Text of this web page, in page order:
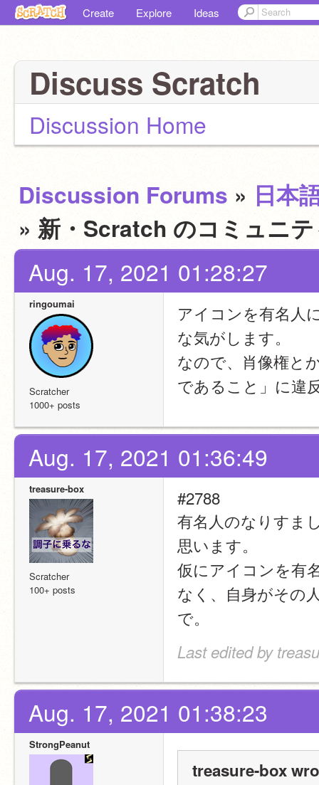
Create Explore Ideas
Discuss Scratch
Discussion Home
Discussion Forums » 日本
» 新・Scratch のコミュニ
Aug. 17, 2021 01:28:27
ringoumai
Scratcher
1000+ posts
アイコンを有名人
な気がします。
なので、肖像権と
であること」に違
Aug. 17, 2021 01:36:49
treasure-box
Scratcher
100+ posts
#2788
有名人のなりすま
思います。
仮にアイコンを有
なく、自身がその
で。
Last edited by
Aug. 17, 2021 01:38:23
StrongPeanut
treasure-box